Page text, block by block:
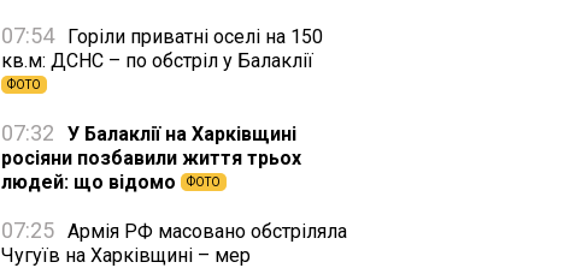
07:54
Горіли приватні оселі на 150
кв.м: ДСНС – по обстріл у Балаклії
ФОТО
07:32
У Балаклії на Харківщині
росіяни позбавили життя трьох
людей: що відомо
ФОТО
07:25 Армія РФ масовано обстріляла
Чугуїв на Харківщині – мер